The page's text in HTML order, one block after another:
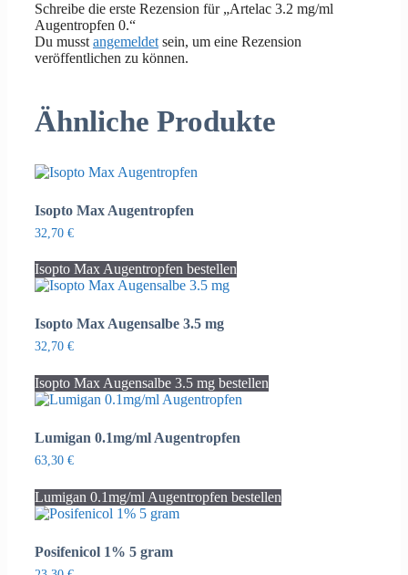
Schreibe die erste Rezension für „Artelac 3.2 mg/ml
Augentropfen 0.“
Du musst angemeldet sein, um eine Rezension
veröffentlichen zu können.
Ähnliche Produkte
Isopto Max Augentropfen
32,70 €
Isopto Max Augentropfen bestellen
Isopto Max Augensalbe 3.5 mg
32,70 €
Isopto Max Augensalbe 3.5 mg bestellen
Lumigan 0.1mg/ml Augentropfen
63,30 €
Lumigan 0.1mg/ml Augentropfen bestellen
Posifenicol 1% 5 gram